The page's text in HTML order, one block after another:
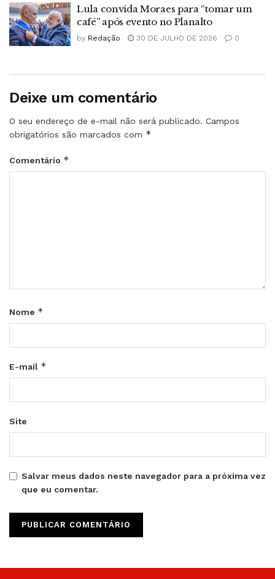
Lula convida Moraes para “tomar um
café” após evento no Planalto
by Redação 30 DE JULHO DE 2026 0
Deixe um comentário
O seu endereço de e-mail não será publicado. Campos
obrigatórios são marcados com *
Comentário *
Nome *
E-mail *
Site
Salvar meus dados neste navegador para a próxima vez
que eu comentar.